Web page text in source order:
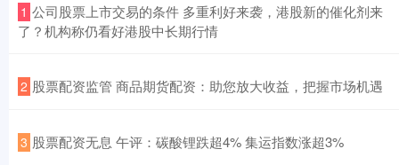
1 ​公司股票上市交易的条件 多重利好来袭，港股新的催化剂来
了？机构称仍看好港股中长期行情
2 ​股票配资监管 商品期货配资：助您放大收益，把握市场机遇
3 ​股票配资无息 午评：碳酸锂跌超4% 集运指数涨超3%